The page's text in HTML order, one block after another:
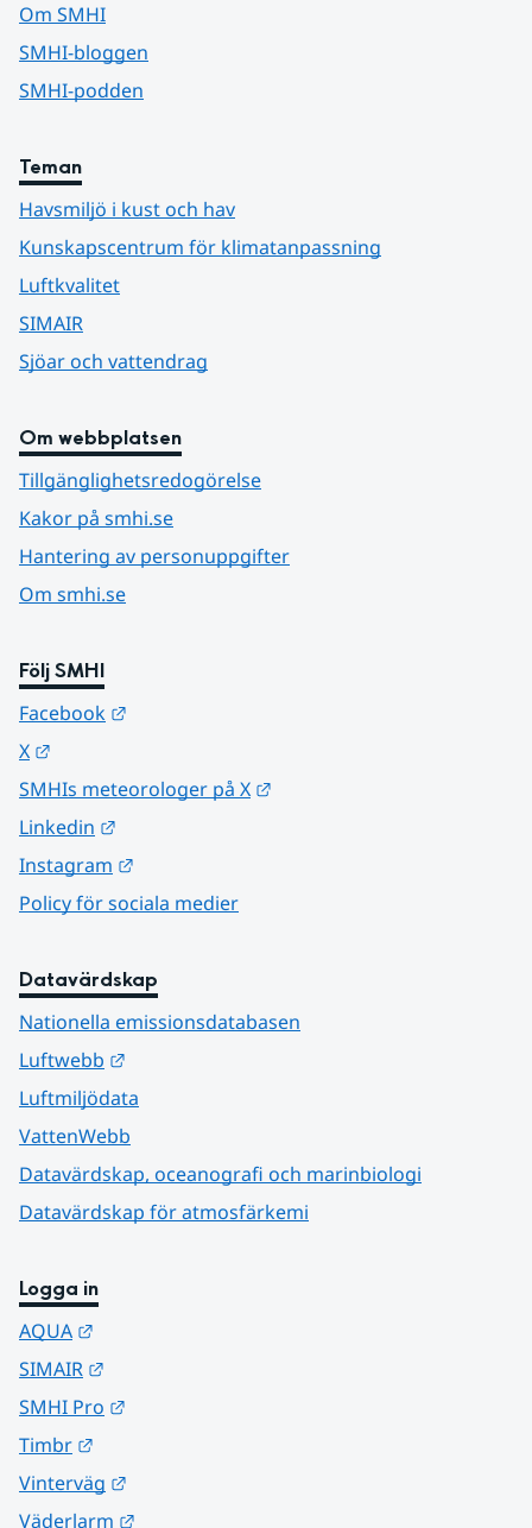
Om SMHI
SMHI-bloggen
SMHI-podden
Teman
Havsmiljö i kust och hav
Kunskapscentrum för klimatanpassning
Luftkvalitet
SIMAIR
Sjöar och vattendrag
Om webbplatsen
Tillgänglighetsredogörelse
Kakor på smhi.se
Hantering av personuppgifter
Om smhi.se
Följ SMHI
Facebook
X
SMHIs meteorologer på X
Linkedin
Instagram
Policy för sociala medier
Datavärdskap
Nationella emissionsdatabasen
Luftwebb
Luftmiljödata
VattenWebb
Datavärdskap, oceanografi och marinbiologi
Datavärdskap för atmosfärkemi
Logga in
AQUA
SIMAIR
SMHI Pro
Timbr
Vinterväg
Väderlarm